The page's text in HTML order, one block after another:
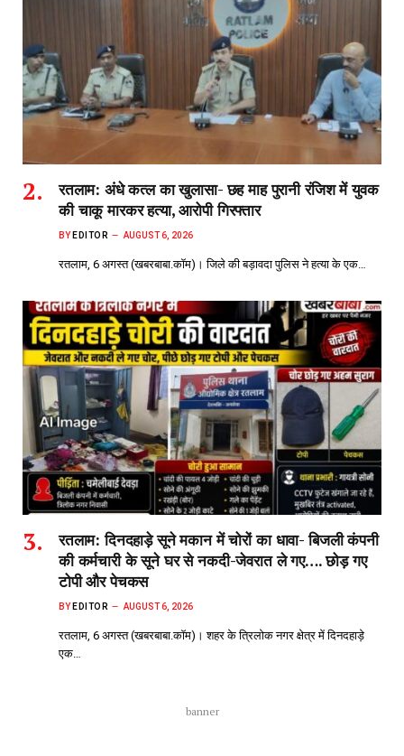
रतलाम: अंधे कत्ल का खुलासा- छह माह पुरानी रंजिश में युवक
की चाकू मारकर हत्या, आरोपी गिरफ्तार
BY EDITOR AUGUST 6, 2026
रतलाम, 6 अगस्त (खबरबाबा.कॉम)। जिले की बड़ावदा पुलिस ने हत्या के एक…
रतलाम: दिनदहाड़े सूने मकान में चोरों का धावा- बिजली कंपनी
की कर्मचारी के सूने घर से नकदी-जेवरात ले गए…. छोड़ गए
टोपी और पेचकस
BY EDITOR AUGUST 6, 2026
रतलाम, 6 अगस्त (खबरबाबा.कॉम)। शहर के त्रिलोक नगर क्षेत्र में दिनदहाड़े
एक…
banner